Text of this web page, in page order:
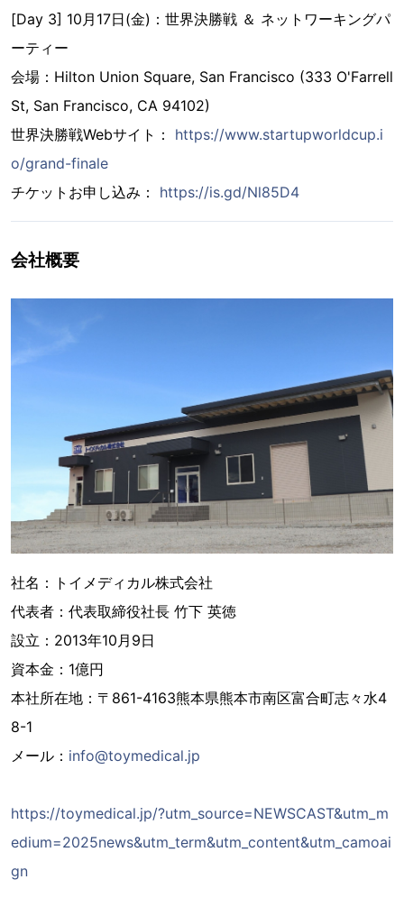
[Day 3] 10月17日(金)：世界決勝戦 ＆ ネットワーキングパ
ーティー
会場：Hilton Union Square, San Francisco (333 O'Farrell
St, San Francisco, CA 94102)
世界決勝戦Webサイト： https://www.startupworldcup.i
o/grand-finale
チケットお申し込み： https://is.gd/Nl85D4
会社概要
社名：トイメディカル株式会社
代表者：代表取締役社長 竹下 英徳
設立：2013年10月9日
資本金：1億円
本社所在地：〒861-4163熊本県熊本市南区富合町志々水4
8-1
メール： info@toymedical.jp
https://toymedical.jp/?utm_source=NEWSCAST&utm_m
edium=2025news&utm_term&utm_content&utm_camoai
gn